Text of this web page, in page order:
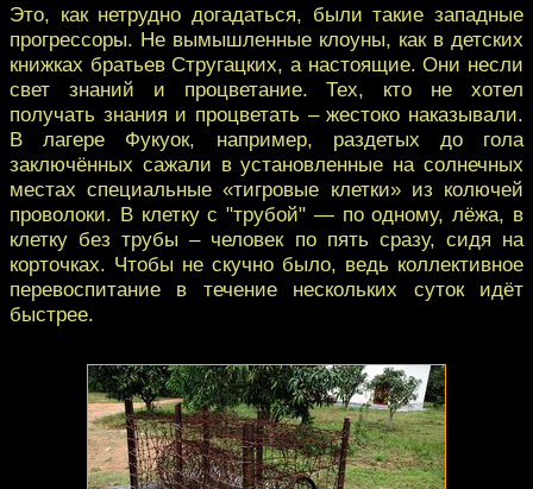
Это, как нетрудно догадаться, были такие западные
прогрессоры. Не вымышленные клоуны, как в детских
книжках братьев Стругацких, а настоящие. Они несли
свет знаний и процветание. Тех, кто не хотел
получать знания и процветать – жестоко наказывали.
В лагере Фукуок, например, раздетых до гола
заключённых сажали в установленные на солнечных
местах специальные «тигровые клетки» из колючей
проволоки. В клетку с "трубой" — по одному, лёжа, в
клетку без трубы – человек по пять сразу, сидя на
корточках. Чтобы не скучно было, ведь коллективное
перевоспитание в течение нескольких суток идёт
быстрее.